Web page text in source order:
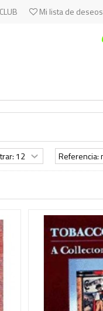
Mi lista de deseos
CLUB